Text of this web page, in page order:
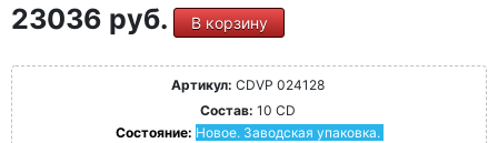
23036 руб. В корзину
Артикул: CDVP 024128
Состав: 10 CD
Состояние: Новое. Заводская упаковка.